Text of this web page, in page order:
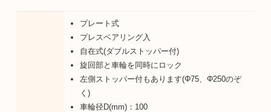
プレート式
プレスベアリング入
自在式(ダブルストッパー付)
旋回部と車輪を同時にロック
左側ストッパー付もあります(Φ75、Φ250のぞ
く)
車輪径D(mm)：100